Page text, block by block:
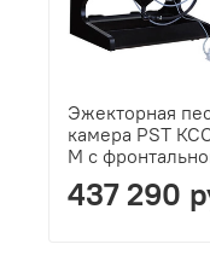
Эжекторная
камера PST
М с
437 290